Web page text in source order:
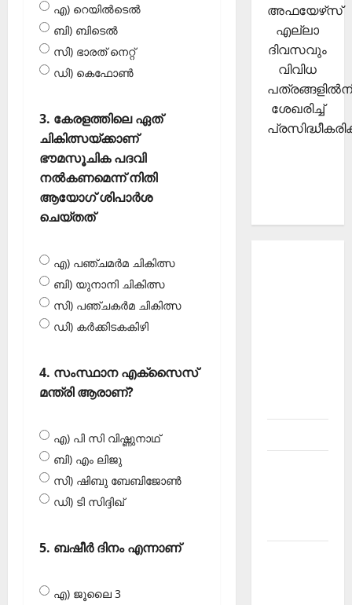
എ) റെയില്‍ടെല്‍
ബി) ബിടെല്‍
സി) ഭാരത് നെറ്റ്
ഡി) കെഫോണ്‍
3. കേരളത്തിലെ ഏത്
ചികിത്സയ്ക്കാണ്
ഭൗമസൂചിക പദവി
നല്‍കണമെന്ന് നിതി
ആയോഗ് ശിപാര്‍ശ
ചെയ്തത്
എ) പഞ്ചമര്‍മ ചികിത്സ
ബി) യുനാനി ചികിത്സ
സി) പഞ്ചകര്‍മ ചികിത്സ
ഡി) കര്‍ക്കിടകകിഴി
4. സംസ്ഥാന എക്‌സൈസ്
മന്ത്രി ആരാണ്?
എ) പി സി വിഷ്ണുനാഥ്
ബി) എം ലിജു
സി) ഷിബു ബേബിജോണ്‍
ഡി) ടി സിദ്ദിഖ്‌
5. ബഷീര്‍ ദിനം എന്നാണ്
എ) ജൂലൈ 3
അഫയേഴ്‌സ്
എല്ലാ
ദിവസവും
വിവിധ
ശേഖരിച്ച്